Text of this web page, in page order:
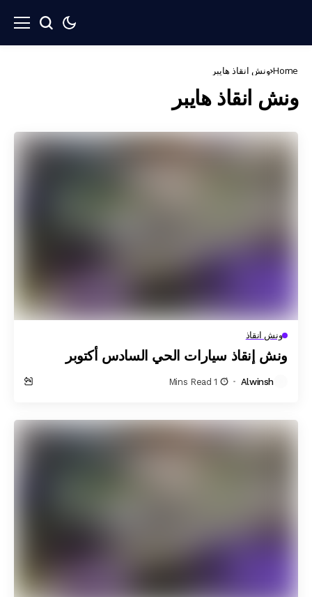
Home ونش انقاذ هايبر
ونش انقاذ هايبر
ونش انقاذ
ونش إنقاذ سيارات الحي السادس أكتوبر
Alwinsh
1 Mins Read